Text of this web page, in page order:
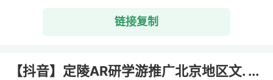
链接复制
【抖音】定陵AR研学游推广北京地区文. ...